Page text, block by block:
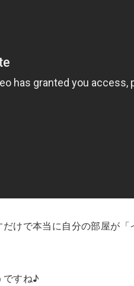
けで本当に自分の部屋が「
ですね♪